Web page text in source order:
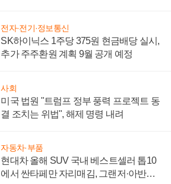
전자·전기·정보통신
SK하이닉스 1주당 375원 현금배당 실시,
추가 주주환원 계획 9월 공개 예정
사회
미국 법원 "트럼프 정부 풍력 프로젝트 동
결 조치는 위법", 해제 명령 내려
자동차·부품
현대차 올해 SUV 국내 베스트셀러 톱10
에서 싼타페만 자리매김, 그랜저·아반떼